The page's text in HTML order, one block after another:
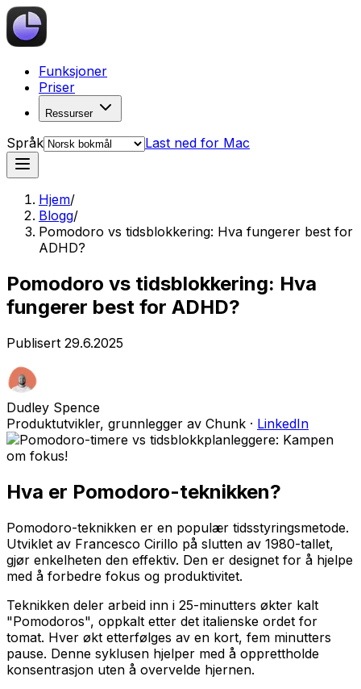
Funksjoner
Priser
Ressurser
Språk Last ned for Mac
Hjem/
Blogg/
Pomodoro vs tidsblokkering: Hva fungerer best for
ADHD?
Pomodoro vs tidsblokkering: Hva
fungerer best for ADHD?
Publisert 29.6.2025
Dudley Spence
Produktutvikler, grunnlegger av Chunk · LinkedIn
Hva er Pomodoro-teknikken?
Pomodoro-teknikken er en populær tidsstyringsmetode.
Utviklet av Francesco Cirillo på slutten av 1980-tallet,
gjør enkelheten den effektiv. Den er designet for å hjelpe
med å forbedre fokus og produktivitet.
Teknikken deler arbeid inn i 25-minutters økter kalt
"Pomodoros", oppkalt etter det italienske ordet for
tomat. Hver økt etterfølges av en kort, fem minutters
pause. Denne syklusen hjelper med å opprettholde
konsentrasjon uten å overvelde hjernen.